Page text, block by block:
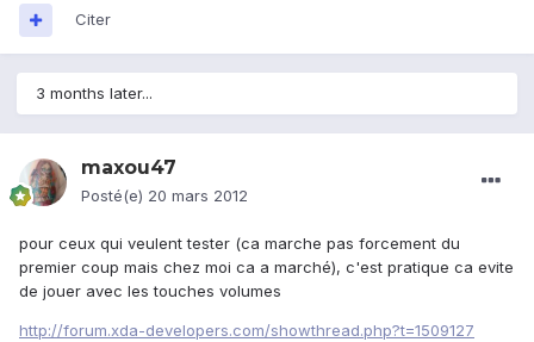
Citer
3 months later...
maxou47
Posté(e) 20 mars 2012
pour ceux qui veulent tester (ca marche pas forcement du
premier coup mais chez moi ca a marché), c'est pratique ca evite
de jouer avec les touches volumes
http://forum.xda-developers.com/showthread.php?t=1509127